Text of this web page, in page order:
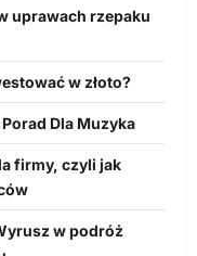
uprawach rzepaku
w złoto?
Dla Muzyka
firmy, czyli jak
w podróż